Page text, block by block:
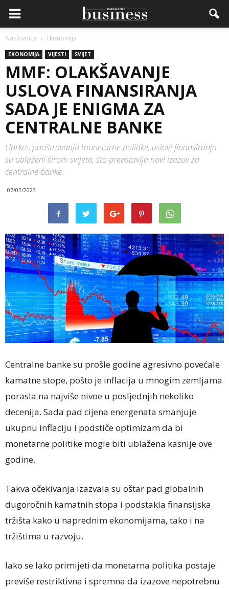
Naslovnica Ekonomija
EKONOMIJA VIJESTI SVIJET
MMF: OLAKŠAVANJE
USLOVA FINANSIRANJA
SADA JE ENIGMA ZA
CENTRALNE BANKE
Uprkos pooštravanju monetarne politike, uslovi finansiranja
su ublaženi širom svijeta, što predstavlja novi izazov za
centralne banke.
07/02/2023
Centralne banke su prošle godine agresivno povećale
kamatne stope, pošto je inflacija u mnogim zemljama
porasla na najviše nivoe u posljednjih nekoliko
decenija. Sada pad cijena energenata smanjuje
ukupnu inflaciju i podstiče optimizam da bi
monetarne politike mogle biti ublažena kasnije ove
godine.
Takva očekivanja izazvala su oštar pad globalnih
dugoročnih kamatnih stopa i podstakla finansijska
tržišta kako u naprednim ekonomijama, tako i na
tržištima u razvoju.
Iako se lako primijeti da monetarna politika postaje
previše restriktivna i spremna da izazove nepotrebnu